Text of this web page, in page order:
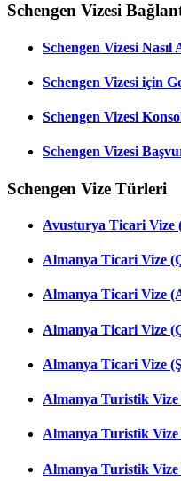
Schengen Vizesi
Schengen Vizesi Nasıl
Schengen Vizesi için
Schengen Vizesi
Schengen Vizesi
Schengen Vize Türleri
Avusturya Ticari Vize
Almanya Ticari Vize
Almanya Ticari Vize
Almanya Ticari Vize
Almanya Ticari Vize
Almanya Turistik
Almanya Turistik
Almanya Turistik Vize